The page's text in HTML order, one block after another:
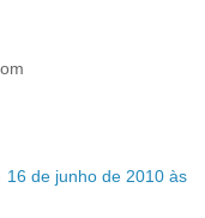
16 de junho de 2010 às